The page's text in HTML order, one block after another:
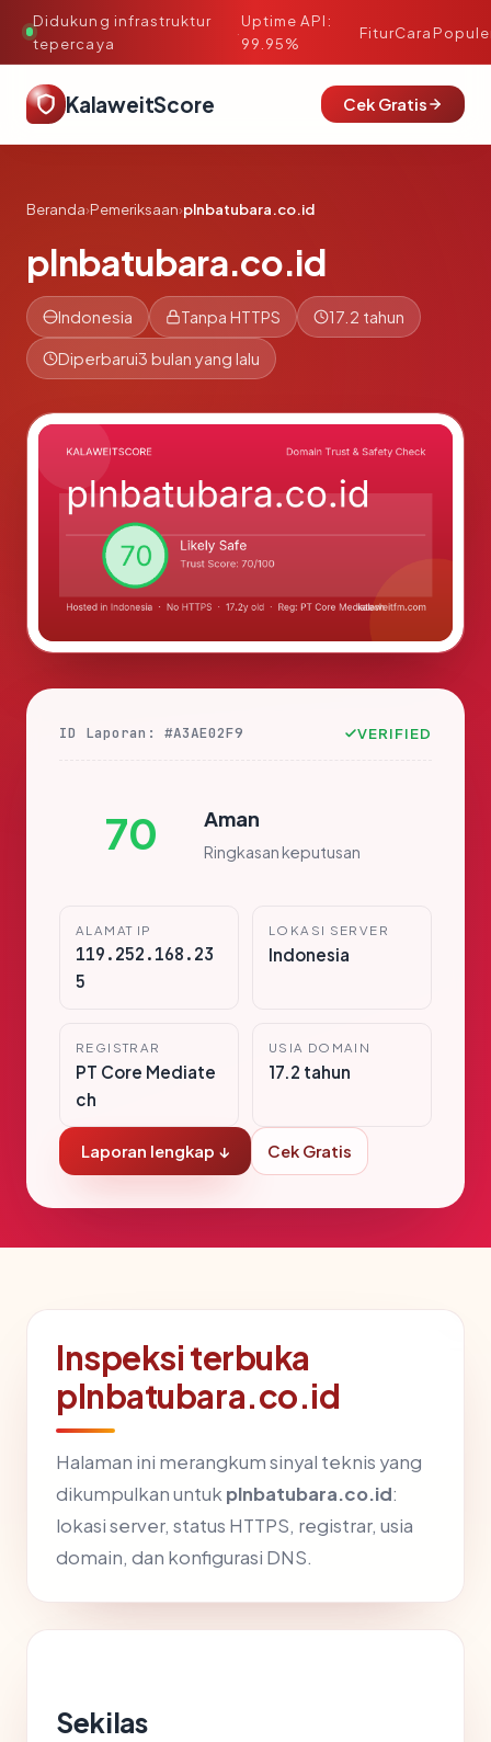
Didukung infrastruktur
tepercaya
·
Uptime API:
99.95%
FiturCara
KalaweitScore Cek Gratis
Beranda›Pemeriksaan›plnbatubara.co.id
plnbatubara.co.id
Indonesia Tanpa HTTPS 17.2 tahun
Diperbarui3 bulan yang lalu
ID Laporan: #A3AE02F9 VERIFIED
70 Aman
Ringkasan keputusan
ALAMAT IP
119.252.168.23
5
LOKASI SERVER
Indonesia
REGISTRAR
PT Core Mediate
ch
USIA DOMAIN
17.2 tahun
Laporan lengkap ↓ Cek Gratis
Inspeksi terbuka
plnbatubara.co.id
Halaman ini merangkum sinyal teknis yang
dikumpulkan untukplnbatubara.co.id:
lokasi server, status HTTPS, registrar, usia
domain, dan konfigurasi DNS.
Sekilas